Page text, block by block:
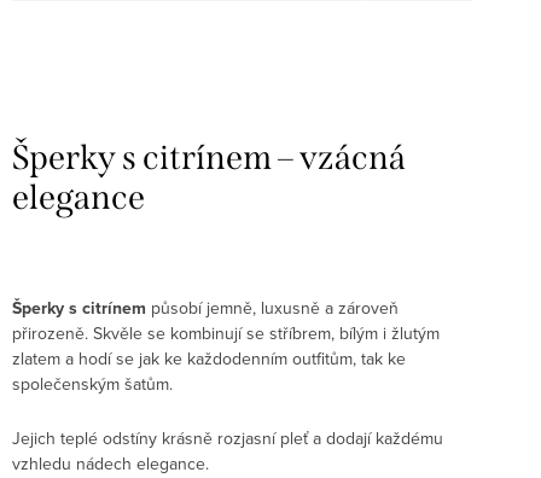
Šperky s citrínem – vzácná
elegance
Šperky s citrínem působí jemně, luxusně a zároveň
přirozeně. Skvěle se kombinují se stříbrem, bílým i žlutým
zlatem a hodí se jak ke každodenním outfitům, tak ke
společenským šatům.
Jejich teplé odstíny krásně rozjasní pleť a dodají každému
vzhledu nádech elegance.